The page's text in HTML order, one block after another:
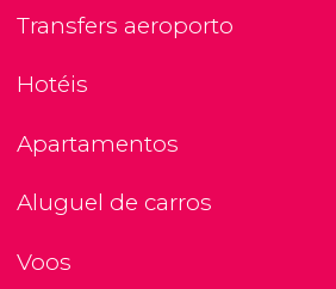
Transfers aeroporto
Hotéis
Apartamentos
Aluguel de carros
Voos